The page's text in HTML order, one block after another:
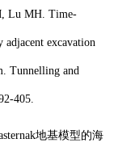
Lu MH. Time-
adjacent excavation
Tunnelling and
405.
地基模型的海